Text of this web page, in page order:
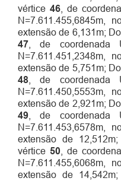
vértice 46, de
N=7.611.455,6845m,
extensão de 6,131m;
47 , de coordenada
N=7.611.451,2348m,
extensão de 5,751m;
48 , de coordenada
N=7.611.450,5553m,
extensão de 2,921m;
49 , de coordenada
N=7.611.453,6578m,
extensão de
vértice 50 , de
N=7.611.455,6068m,
extensão de